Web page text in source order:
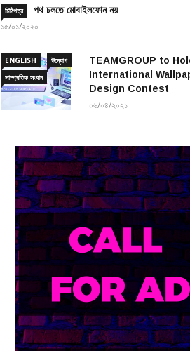
চিঠিপত্র পথ চলতে মোবাইলফোন নয়
১৫/০১/২০২০
ENGLISH
উদ্যোগ
সাম্প্রতিক সংবাদ
TEAMGROUP to
International
Design Contest
০৬/০৪/২০২১